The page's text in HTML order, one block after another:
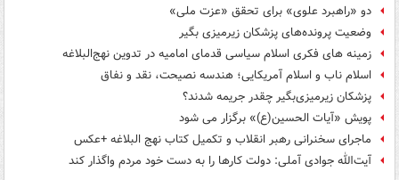
دو «راهبرد علوی» برای تحقق «عزت ملی»
وضعیت پرونده‌های پزشکان زیرمیزی بگیر
زمینه های فکری اسلام سیاسی قدمای امامیه در تدوین نهج‌البلاغه
اسلام ناب و اسلام آمریکایی؛ هندسه نصیحت، نقد و نفاق
پزشکان زیرمیزی‌بگیر چقدر جریمه شدند؟
پویش «آیات الحسین(ع)» برگزار می شود
ماجرای سخنرانی رهبر انقلاب و تکمیل کتاب نهج البلاغه +عکس
آیت‌الله جوادی آملی: دولت کارها را به دست خود مردم واگذار کند